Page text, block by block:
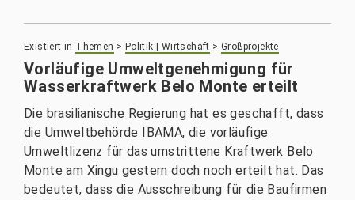
Existiert in Themen > Politik | Wirtschaft >Großprojekte
Vorläufige Umweltgenehmigung für
Wasserkraftwerk Belo Monte erteilt
Die brasilianische Regierung hat es geschafft, dass
die Umweltbehörde IBAMA, die vorläufige
Umweltlizenz für das umstrittene Kraftwerk Belo
Monte am Xingu gestern doch noch erteilt hat. Das
bedeutet, dass die Ausschreibung für die Baufirmen